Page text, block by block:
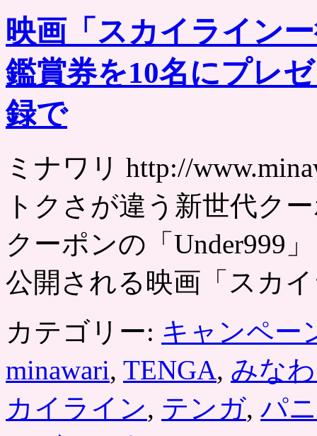
映画「スカイライン
鑑賞券を10名にプレ
録で
ミナワリ http://
トクさが違う新世代ク
クーポンの「Under999
公開される映画「スカ
カテゴリー: キャンペー
minawari, TENGA, みな
カイライン, テンガ, パ